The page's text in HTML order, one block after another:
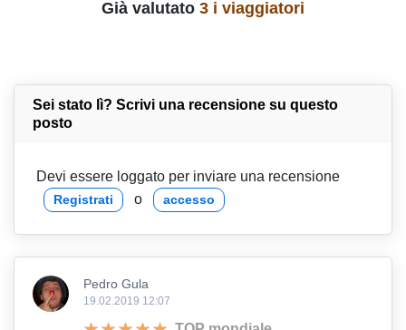
Già valutato 3 i viaggiatori
Sei stato lì? Scrivi una recensione su questo
posto
Devi essere loggato per inviare una recensione
Registrati o accesso
Pedro Gula
19.02.2019 12:07